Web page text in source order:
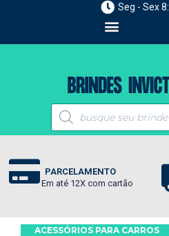
Seg - Sex
PARCELAMENTO
Em até 12X com cartão
ACESSÓRIOS PARA CARROS